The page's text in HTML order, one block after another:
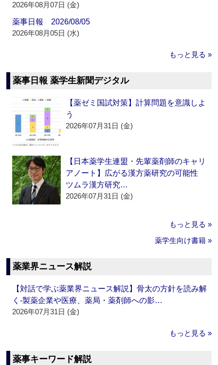
2026年08月07日 (金)
薬事日報 2026/08/05
2026年08月05日 (水)
もっと見る »
薬事日報 薬学生新聞デジタル
【薬ゼミ国試対策】計算問題を意識しよ
う
2026年07月31日 (金)
【日本薬学生連盟・先輩薬剤師のキャリ
アノート】広がる漢方薬研究の可能性
ツムラ漢方研究…
2026年07月31日 (金)
もっと見る »
薬学生向け書籍 »
薬業界ニュース解説
【対話で学ぶ薬業界ニュース解説】骨太の方針を読み解
く‐製薬企業や医療、薬局・薬剤師への影…
2026年07月31日 (金)
もっと見る »
薬事キーワード解説